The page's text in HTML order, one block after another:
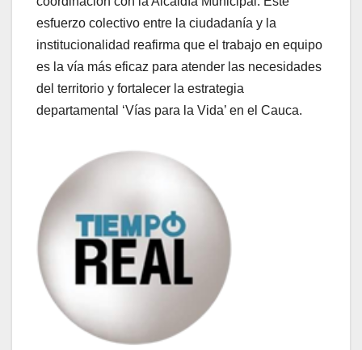
esfuerzo colectivo entre la ciudadanía y la
institucionalidad reafirma que el trabajo en equipo
es la vía más eficaz para atender las necesidades
del territorio y fortalecer la estrategia
departamental ‘Vías para la Vida’ en el Cauca.